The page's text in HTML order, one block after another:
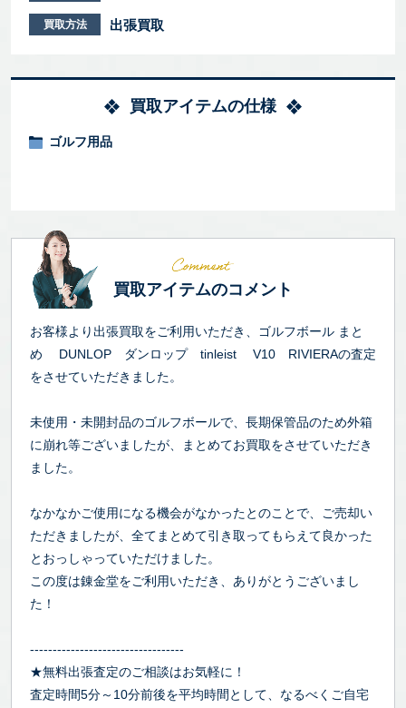
買取方法 出張買取
買取アイテムの仕様
ゴルフ用品
買取アイテムのコメント
お客様より出張買取をご利用いただき、ゴルフボール まと
め DUNLOP ダンロップ tinleist V10 RIVIERAの査定
をさせていただきました。
未使用・未開封品のゴルフボールで、長期保管品のため外箱
に崩れ等ございましたが、まとめてお買取をさせていただき
ました。
なかなかご使用になる機会がなかったとのことで、ご売却い
ただきましたが、全てまとめて引き取ってもらえて良かった
とおっしゃっていただけました。
この度は錬金堂をご利用いただき、ありがとうございまし
た！
----------------------------------
★無料出張査定のご相談はお気軽に！
査定時間5分～10分前後を平均時間として、なるべくご自宅